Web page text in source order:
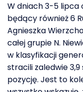
W dniach 3-5 lipca
będący również 6
Agnieszka
całej grupie N.
w klasyfikacji
stracili zaledwie 3,9
pozycję. Jest to